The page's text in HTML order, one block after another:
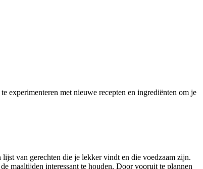
experimenteren met nieuwe recepten en ingrediënten om je
van gerechten die je lekker vindt en die voedzaam zijn.
maaltijden interessant te houden. Door vooruit te plannen